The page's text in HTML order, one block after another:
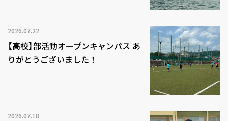
2026.07.22
【高校】部活動オープンキャンパス あ
りがとうございました！
2026.07.18